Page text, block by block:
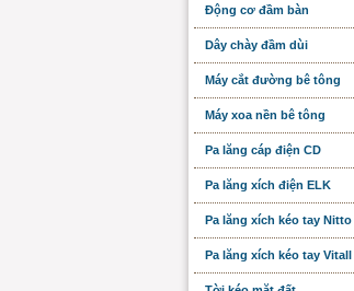
Động cơ đầm bàn
Dây chày đầm dùi
Máy cắt đường bê tông
Máy xoa nền bê tông
Pa lăng cáp điện CD
Pa lăng xích điện ELK
Pa lăng xích kéo tay Nitto
Pa lăng xích kéo tay Vitall